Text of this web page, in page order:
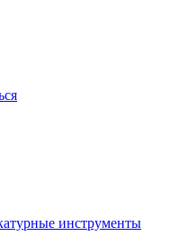
инструменты